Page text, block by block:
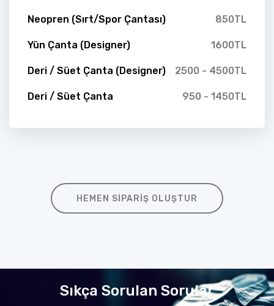
Neopren (Sırt/Spor Çantası) 850TL
Yün Çanta (Designer) 1600TL
Deri / Süet Çanta (Designer) 2500 - 4500TL
Deri / Süet Çanta 950 - 1450TL
HEMEN SIPARIŞ OLUŞTUR
Sıkça Sorulan Sorular